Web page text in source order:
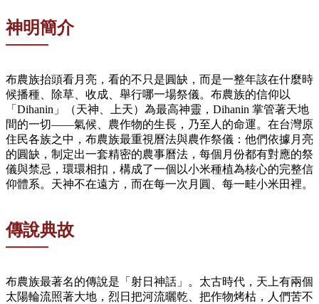
神明簡介
布農族抬頭看月亮，看的不只是圓缺，而是一整年該在什麼時
候播種、除草、收成、舉行哪一場祭儀。布農族的信仰以
「Dihanin」（天神、上天）為最高神靈，Dihanin 掌管著天地
間的一切——氣候、農作物的生長，乃至人的命運。在台灣原
住民各族之中，布農族最重視曆法與農作祭儀：他們依據月亮
的圓缺，制定出一套精密的農事曆法，每個月份都有對應的祭
儀與禁忌，環環相扣，構成了一個以小米種植為核心的完整信
仰體系。天神不在遠方，而在每一次月圓、每一畦小米田裡。
傳說典故
布農族最著名的傳說是「射日神話」。太古時代，天上有兩個
太陽輪流照著大地，烈日把河流曬乾、把作物烤枯，人們苦不